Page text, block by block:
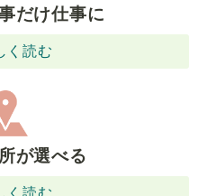
だけ仕事に
く読む
が選べる
く読む